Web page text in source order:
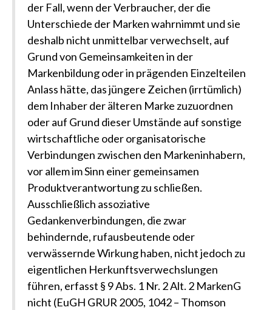
der Fall, wenn der Verbraucher, der die
Unterschiede der Marken wahrnimmt und sie
deshalb nicht unmittelbar verwechselt, auf
Grund von Gemeinsamkeiten in der
Markenbildung oder in prägenden Einzelteilen
Anlass hätte, das jüngere Zeichen (irrtümlich)
dem Inhaber der älteren Marke zuzuordnen
oder auf Grund dieser Umstände auf sonstige
wirtschaftliche oder organisatorische
Verbindungen zwischen den Markeninhabern,
vor allem im Sinn einer gemeinsamen
Produktverantwortung zu schließen.
Ausschließlich assoziative
Gedankenverbindungen, die zwar
behindernde, rufausbeutende oder
verwässernde Wirkung haben, nicht jedoch zu
eigentlichen Herkunftsverwechslungen
führen, erfasst § 9 Abs. 1 Nr. 2 Alt. 2 MarkenG
nicht (EuGH GRUR 2005, 1042 – Thomson